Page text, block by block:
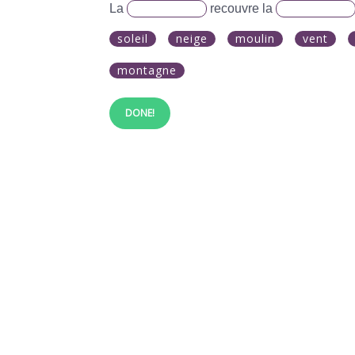
La recouvre la
soleil neige moulin vent
montagne
DONE!